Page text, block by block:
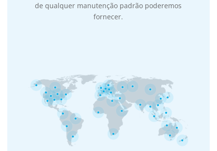
de qualquer manutenção padrão poderemos
fornecer.